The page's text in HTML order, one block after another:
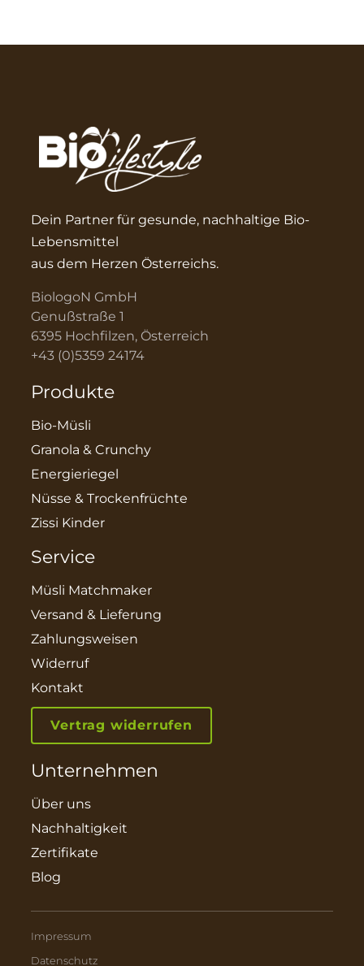
Dein Partner für gesunde, nachhaltige Bio-
Lebensmittel
aus dem Herzen Österreichs.
BiologoN GmbH
Genußstraße 1
6395 Hochfilzen, Österreich
+43 (0)5359 24174
Produkte
Bio-Müsli
Granola & Crunchy
Energieriegel
Nüsse & Trockenfrüchte
Zissi Kinder
Service
Müsli Matchmaker
Versand & Lieferung
Zahlungsweisen
Widerruf
Kontakt
Vertrag widerrufen
Unternehmen
Über uns
Nachhaltigkeit
Zertifikate
Blog
Impressum
Datenschutz